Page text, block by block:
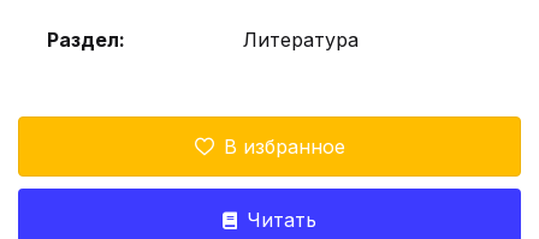
Раздел: Литература
В избранное
Читать